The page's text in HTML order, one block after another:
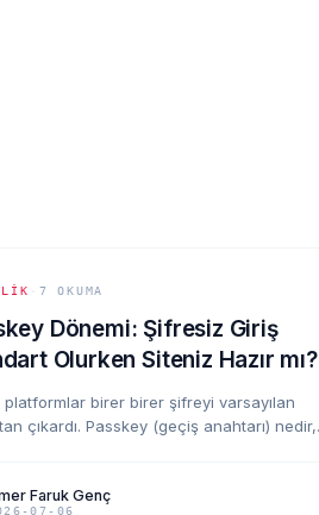
7 OKUMA
Dönemi: Şifresiz Giriş
Olurken Siteniz Hazır mı?
platformlar birer birer şifreyi varsayılan
çıkardı. Passkey (geçiş anahtarı) nedir,
planı.
Faruk Genç
07-06